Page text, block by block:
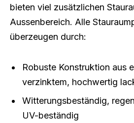
bieten viel zusätzlichen
Aussenbereich. Alle
überzeugen durch:
Robuste Konstruktion aus
verzinktem, hochwertig
Witterungsbeständig,
UV-beständig